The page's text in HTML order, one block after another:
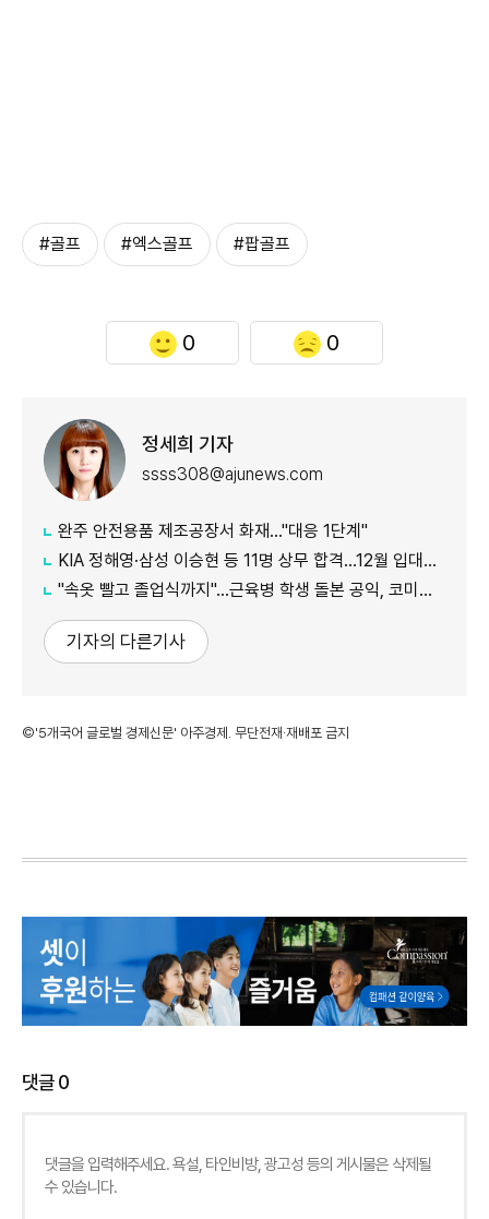
#골프 #엑스골프 #팝골프
0 0
정세희 기자
ssss308@ajunews.com
완주 안전용품 제조공장서 화재…"대응 1단계"
KIA 정해영·삼성 이승현 등 11명 상무 합격…12월 입대해 2028년 6월 전역
"속옷 빨고 졸업식까지"…근육병 학생 돌본 공익, 코미디언 김규원이었다
기자의 다른기사
©'5개국어 글로벌 경제신문' 아주경제. 무단전재·재배포 금지
댓글0